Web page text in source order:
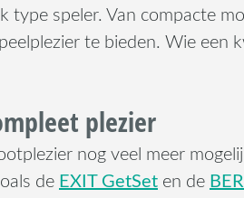
type speler. Van compacte
te bieden. Wie
plezier
nog veel meer
de EXIT GetSet en de